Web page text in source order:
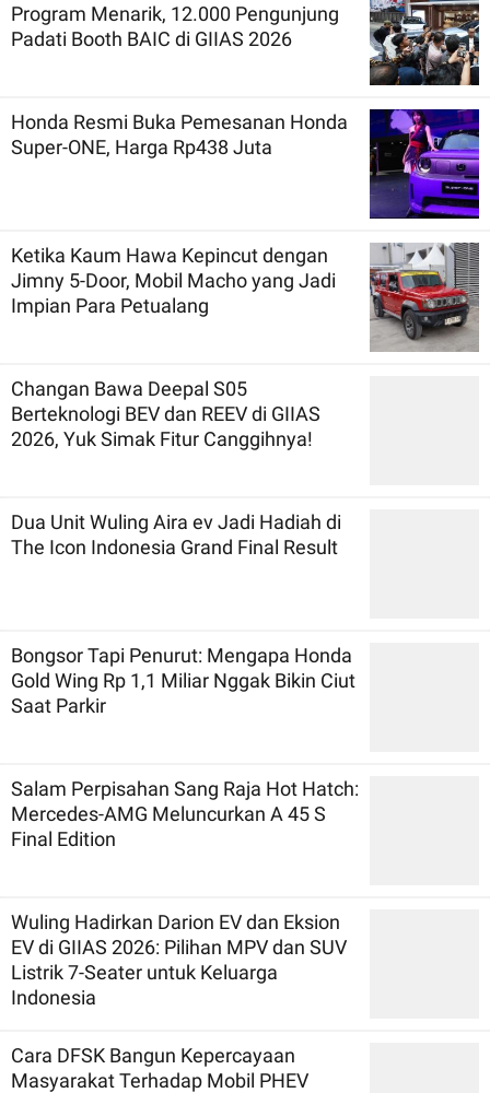
Program Menarik, 12.000 Pengunjung
Padati Booth BAIC di GIIAS 2026
Honda Resmi Buka Pemesanan Honda
Super-ONE, Harga Rp438 Juta
Ketika Kaum Hawa Kepincut dengan
Jimny 5-Door, Mobil Macho yang Jadi
Impian Para Petualang
Changan Bawa Deepal S05
Berteknologi BEV dan REEV di GIIAS
2026, Yuk Simak Fitur Canggihnya!
Dua Unit Wuling Aira ev Jadi Hadiah di
The Icon Indonesia Grand Final Result
Bongsor Tapi Penurut: Mengapa Honda
Gold Wing Rp 1,1 Miliar Nggak Bikin Ciut
Saat Parkir
Salam Perpisahan Sang Raja Hot Hatch:
Mercedes-AMG Meluncurkan A 45 S
Final Edition
Wuling Hadirkan Darion EV dan Eksion
EV di GIIAS 2026: Pilihan MPV dan SUV
Listrik 7-Seater untuk Keluarga
Indonesia
Cara DFSK Bangun Kepercayaan
Masyarakat Terhadap Mobil PHEV